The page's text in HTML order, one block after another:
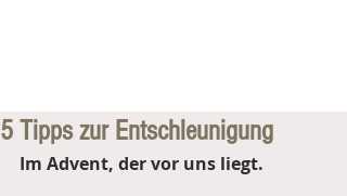
5 Tipps zur Entschleunigung
Im Advent, der vor uns liegt.